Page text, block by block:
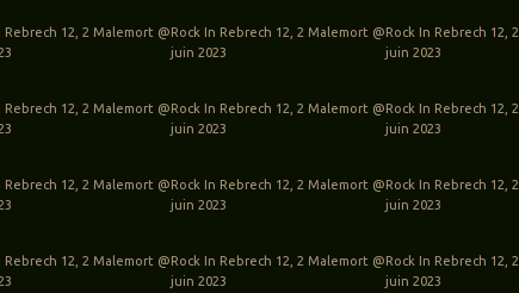
12, 2 Malemort @Rock In Rebrech 12, 2
juin 2023
Malemort @Rock In Rebrech 12, 2
juin 2023
12, 2 Malemort @Rock In Rebrech 12, 2
juin 2023
Malemort @Rock In Rebrech 12, 2
juin 2023
12, 2 Malemort @Rock In Rebrech 12, 2
juin 2023
Malemort @Rock In Rebrech 12, 2
juin 2023
12, 2 Malemort @Rock In Rebrech 12, 2
juin 2023
Malemort @Rock In Rebrech 12, 2
juin 2023